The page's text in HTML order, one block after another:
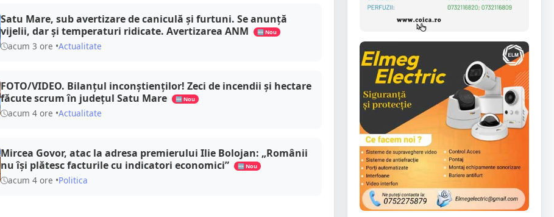
Satu Mare, sub avertizare de caniculă și furtuni. Se anunță
vijelii, dar și temperaturi ridicate. Avertizarea ANM
🆕 Nou
acum 3 ore •Actualitate
FOTO/VIDEO. Bilanțul inconștienților! Zeci de incendii și hectare
făcute scrum în județul Satu Mare
🆕 Nou
acum 4 ore •Actualitate
Mircea Govor, atac la adresa premierului Ilie Bolojan: „Românii
nu își plătesc facturile cu indicatori economici”
🆕 Nou
acum 4 ore •Politica